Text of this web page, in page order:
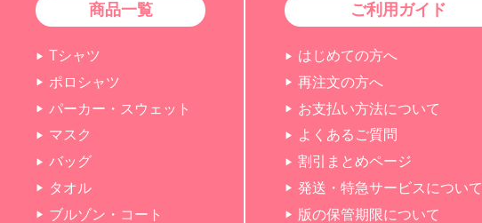
商品一覧
Tシャツ
ポロシャツ
パーカー・スウェット
マスク
バッグ
タオル
ブルゾン・コート
ご利用ガイド
はじめての方へ
再注文の方へ
お支払い方法について
よくあるご質問
割引まとめページ
発送・特急サービスについて
版の保管期限について